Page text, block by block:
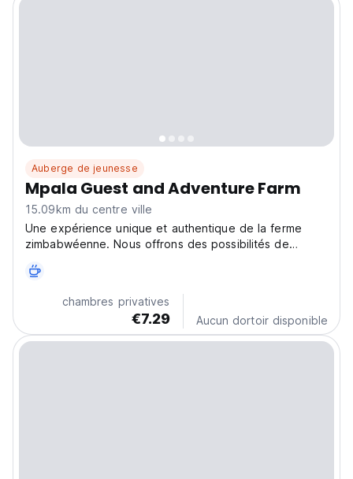
Auberge de jeunesse
Mpala Guest and Adventure Farm
15.09km du centre ville
Une expérience unique et authentique de la ferme
zimbabwéenne. Nous offrons des possibilités de
également une entreprise de rafting et proposons des
formules de séjour et de loisirs.
chambres privatives
€7.29 Aucun dortoir disponible